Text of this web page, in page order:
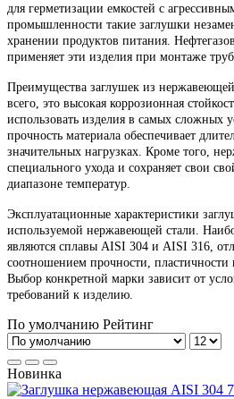
для герметизации емкостей с
промышленности такие заглушки
хранении продуктов питания.
применяет эти изделия при монтаже
Преимущества заглушек из
всего, это высокая коррозионная
использовать изделия в самых сложных
прочность материала обеспечивает
значительных нагрузках. Кроме того,
специального ухода и сохраняет свои
диапазоне температур.
Эксплуатационные характеристики
используемой нержавеющей стали.
являются сплавы AISI 304 и AISI 316,
соотношением прочности, пластичности
Выбор конкретной марки зависит от
требований к изделию.
По умолчанию Рейтинг
Новинка